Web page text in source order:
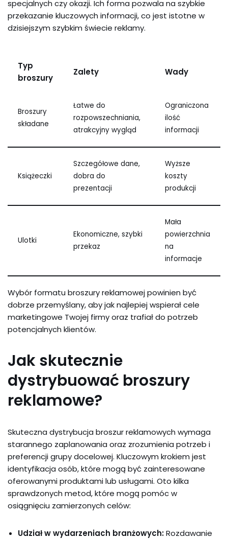
specjalnych czy okazji. Ich forma pozwala na szybkie
przekazanie kluczowych informacji, co jest istotne w
dzisiejszym szybkim świecie reklamy.
Typ
broszury
Zalety Wady
Broszury
składane
Łatwe do
rozpowszechniania,
atrakcyjny wygląd
Ograniczona
ilość
informacji
Książeczki
Szczegółowe dane,
dobra do
prezentacji
Wyższe
koszty
produkcji
Ulotki
Ekonomiczne, szybki
przekaz
Mała
powierzchnia
na
informacje
Wybór formatu broszury reklamowej powinien być
dobrze przemyślany, aby jak najlepiej wspierał cele
marketingowe Twojej firmy oraz trafiał do potrzeb
potencjalnych klientów.
Jak skutecznie
dystrybuować broszury
reklamowe?
Skuteczna dystrybucja broszur reklamowych wymaga
starannego zaplanowania oraz zrozumienia potrzeb i
preferencji grupy docelowej. Kluczowym krokiem jest
identyfikacja osób, które mogą być zainteresowane
oferowanymi produktami lub usługami. Oto kilka
sprawdzonych metod, które mogą pomóc w
osiągnięciu zamierzonych celów:
Udział w wydarzeniach branżowych:Rozdawanie